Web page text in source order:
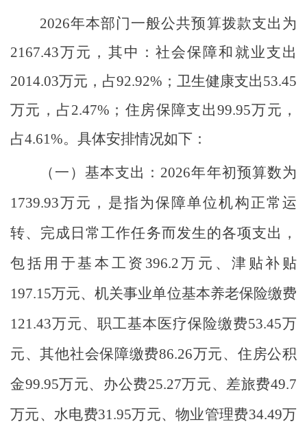
2026年本部门一般公共预算拨款支出 为
2167.43万元，其中： 社会保障和就业支出
2014.03万元，占92.92%；卫生健康支出53.45
万元，占2.47%； 住房保障支出99.95万元 ，
占4.61%。 具体安排情况如下：
（一） 基本支出 ： 2026年年初预算数为
1739.93万元，是指为保障单位机构正常运
转、完成日常工作任务而发生的各项支出，
包括用于基本工资 396.2万元 、津贴补贴
197.15万元、机关事业单位基本养老保险缴费
121.43万元、职工基本医疗保险缴费53.45万
元、其他社会保障缴费86.26万元、住房公积
金99.95万元、 办公费25.27万元、差旅费49.7
万元、水电费31.95万元、物业管理费34.49万